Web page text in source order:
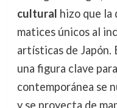
cultural hizo que la
matices únicos al
artísticas de Japón.
una figura clave
contemporánea se
y se proyecta de